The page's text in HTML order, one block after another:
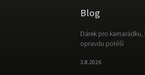
Blog
Dárek pro
opravdu potěší
3.8.2026